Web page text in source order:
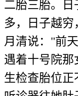
二胎三胎。日
多，日子越
月清说："前
遇着十号院那
生检查胎位正